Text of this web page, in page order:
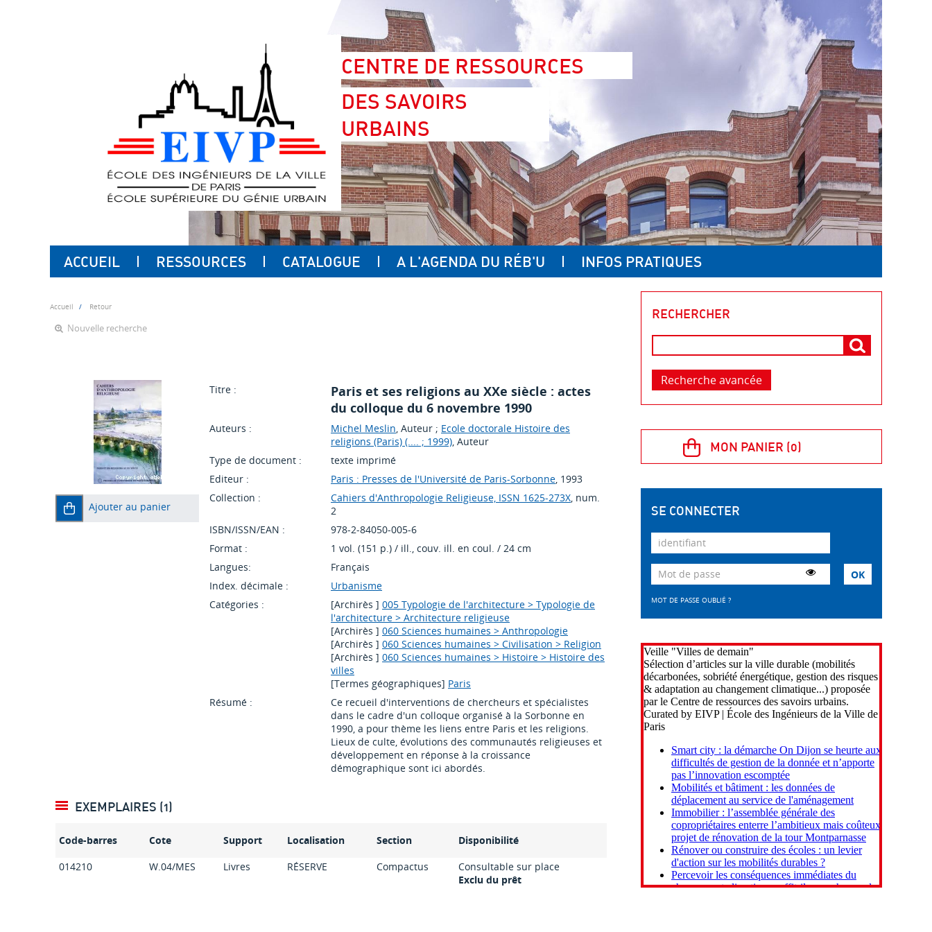
CENTRE DE RESSOURCES
DES SAVOIRS
URBAINS
ACCUEIL RESSOURCES CATALOGUE A L'AGENDA DU RÉB'U INFOS PRATIQUES
Accueil Retour
Nouvelle recherche
Ajouter au panier
Titre :
Paris et ses religions au XXe siècle : actes
du colloque du 6 novembre 1990
Auteurs : Michel Meslin, Auteur ; Ecole doctorale Histoire des
religions (Paris) (.... ; 1999), Auteur
Type de document :
texte imprimé
Editeur :
Paris : Presses de l'Université de Paris-Sorbonne, 1993
Collection :
Cahiers d'Anthropologie Religieuse, ISSN 1625-273X, num.
2
ISBN/ISSN/EAN :
978-2-84050-005-6
Format :
1 vol. (151 p.) / ill., couv. ill. en coul. / 24 cm
Langues:
Français
Index. décimale :
Urbanisme
Catégories :
[Archirès ]005 Typologie de l'architecture > Typologie de
l'architecture > Architecture religieuse
[Archirès ]060 Sciences humaines > Anthropologie
[Archirès ]060 Sciences humaines > Civilisation > Religion
[Archirès ]060 Sciences humaines > Histoire > Histoire des
villes
[Termes géographiques] Paris
Résumé :
Ce recueil d'interventions de chercheurs et spécialistes
dans le cadre d'un colloque organisé à la Sorbonne en
1990, a pour thème les liens entre Paris et les religions.
Lieux de culte, évolutions des communautés religieuses et
développement en réponse à la croissance
démographique sont ici abordés.
EXEMPLAIRES (1)
Code-barres Cote Support Localisation Section
Disponibilité
014210
W.04/MES Livres RÉSERVE Compactus
Consultable sur place
Exclu du prêt
RECHERCHER
Recherche avancée
SE CONNECTER
MOT DE PASSE OUBLIÉ ?